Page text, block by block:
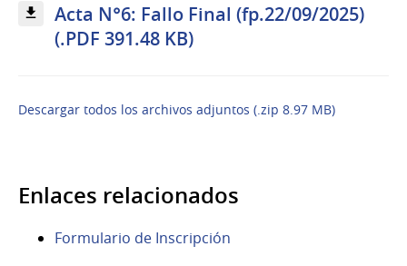
Acta N°6: Fallo Final (fp.22/09/2025)
(.PDF 391.48 KB)
Descargar todos los archivos adjuntos (.zip 8.97 MB)
Enlaces relacionados
Formulario de Inscripción